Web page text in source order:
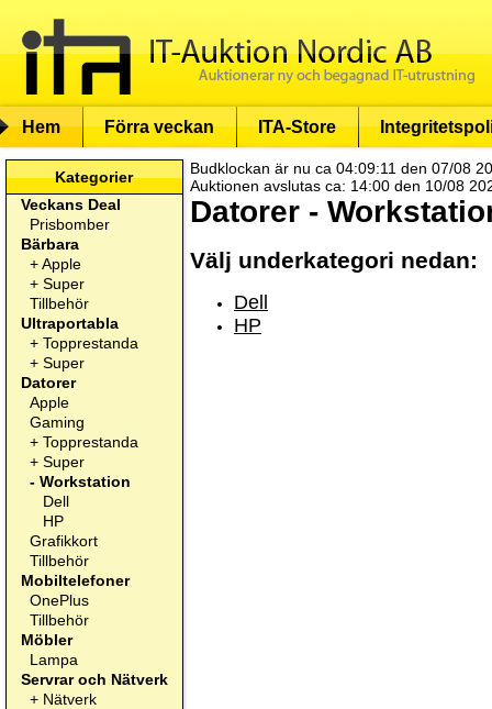
Hem Förra veckan ITA-Store
Kategorier
Veckans Deal
Prisbomber
Bärbara
+Apple
+ Super
Tillbehör
Ultraportabla
+ Topprestanda
+ Super
Datorer
Apple
Gaming
+ Topprestanda
+ Super
- Workstation
Dell
HP
Grafikkort
Tillbehör
Mobiltelefoner
OnePlus
Tillbehör
Möbler
Lampa
Servrar och Nätverk
+ Nätverk
Budklockan är nu ca 04:09:11 den 07/08
Auktionen avslutas ca: 14:00 den 10/08
Datorer -
Välj underkategori nedan:
Dell
HP